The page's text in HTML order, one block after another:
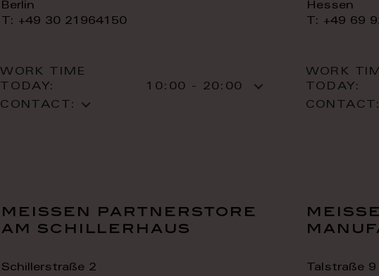
Berlin
T: +49 30 21964150
WORK TIME
TODAY:
10:00 - 20:00
CONTACT:
Hessen
T: +49 69
WORK
TODAY:
meissen partnerstore
am schillerhaus
Schillerstraße 2
Talstraße 9